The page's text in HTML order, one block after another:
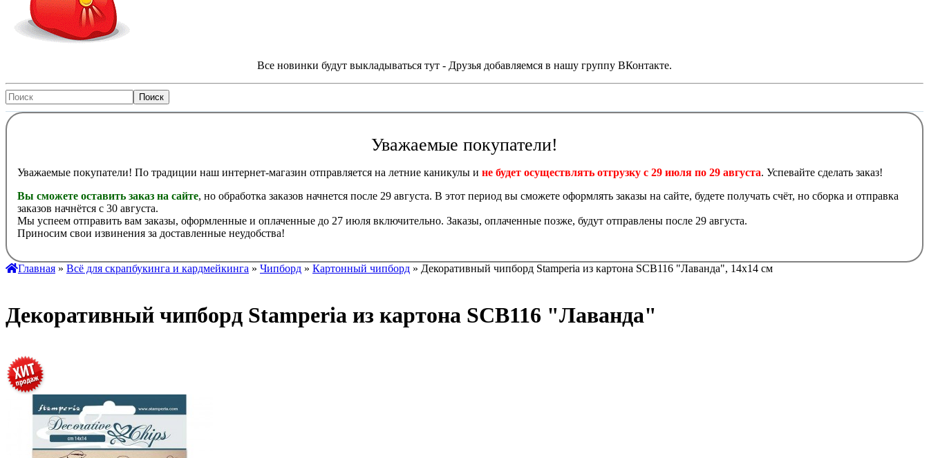
Все новинки будут выкладываться тут - Друзья добавляемся в нашу группу ВКонтакте.
Уважаемые покупатели!
Уважаемые покупатели! По традиции наш интернет-магазин отправляется на летние каникулы и не будет осуществлять отгрузку с 29 июля по 29 августа. Успевайте сделать заказ!
Вы сможете оставить заказ на сайте, но обработка заказов начнется после 29 августа. В этот период вы сможете оформлять заказы на сайте, будете получать счёт, но сборка и отправка
заказов начнётся с 30 августа.
Мы успеем отправить вам заказы, оформленные и оплаченные до 27 июля включительно. Заказы, оплаченные позже, будут отправлены после 29 августа.
Приносим свои извинения за доставленные неудобства!
Главная » Всё для скрапбукинга и кардмейкинга » Чипборд » Картонный чипборд » Декоративный чипборд Stamperia из картона SCB116 "Лаванда", 14х14 см
Декоративный чипборд Stamperia из картона SCB116 "Лаванда"